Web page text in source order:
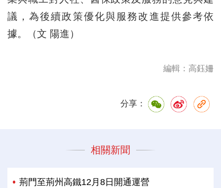
議，為後續政策優化與服務改進提供參考依
據。（文 陽進）
編輯：高鈺姍
分享：
相關新聞
荊門至荊州高鐵12月8日開通運營